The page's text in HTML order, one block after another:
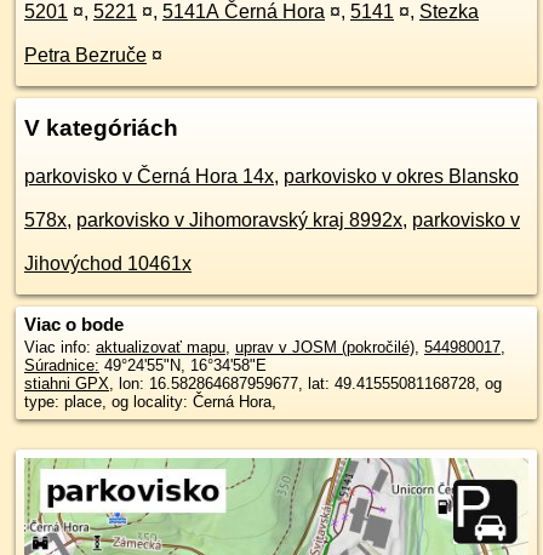
5201 ¤, 5221 ¤, 5141A Černá Hora ¤, 5141 ¤, Stezka
Petra Bezruče ¤
V kategóriách
parkovisko v Černá Hora 14x, parkovisko v okres Blansko
578x, parkovisko v Jihomoravský kraj 8992x, parkovisko v
Jihovýchod 10461x
Viac o bode
Viac info: aktualizovať mapu, uprav v JOSM (pokročilé), 544980017,
Súradnice: 49°24'55"N, 16°34'58"E
stiahni GPX, lon: 16.582864687959677, lat: 49.41555081168728, og
type: place, og locality: Černá Hora,